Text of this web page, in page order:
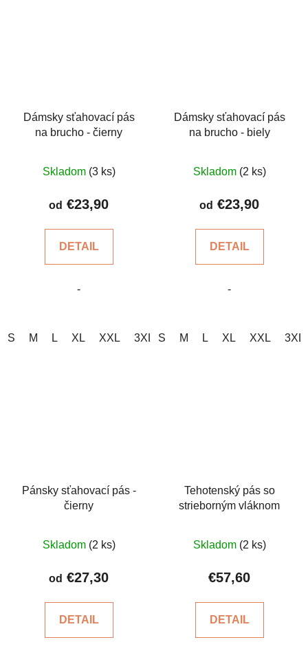
Dámsky sťahovací pás
na brucho - čierny
hodnotenie
produktu
z
hviezdičiek.
Skladom (3 ks)
od €23,90
DETAIL
-
S M L XL XXL 3XL 4XL
Dámsky sťahovací pás
na brucho - biely
Skladom (2 ks)
od €23,90
DETAIL
-
S M L XL XXL 3XL
Pánsky sťahovací pás -
čierny
hodnotenie
produktu
z
Skladom (2 ks)
od €27,30
DETAIL
Tehotenský pás so
strieborným vláknom
hodnotenie
produktu
z
Skladom (2 ks)
€57,60
DETAIL